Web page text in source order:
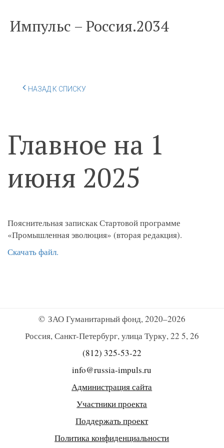
Импульс – Россия.2034
НАЗАД К СПИСКУ
Главное на 1
июня 2025
Пояснительная запискак Стартовой программе
«Промышленная эволюция» (вторая редакция).
Скачать файл.
© ЗАО Гуманитарный фонд, 2020–2026
Россия, Санкт-Петербург, улица Турку, 22 5, 26
(812) 325-53-22
info@russia-impuls.ru
Администрация сайта
Участники проекта
Поддержать проект
Политика конфиденциальности